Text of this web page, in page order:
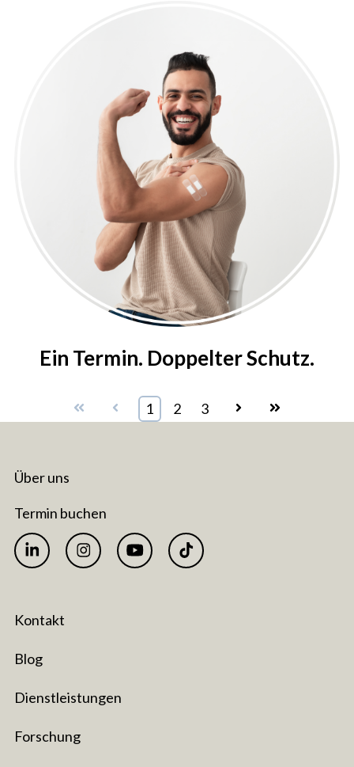
Ein Termin. Doppelter Schutz.
First Prev 1 2 3 Next Last
Kontakt
Blog
Dienstleistungen
Forschung
Über uns
Termin buchen